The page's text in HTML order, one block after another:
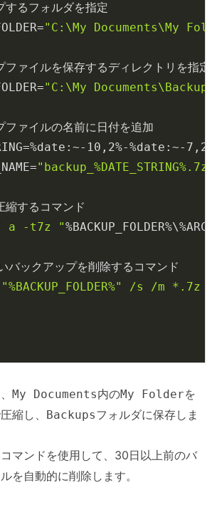
るフォルダを指定
"C:\My Documents\My
ァイルを保存するディレクトリを指定
"C:\My
ァイルの名前に日付を追加
10 , 2%-%date:~- 7 , 2
"backup_%DATE_STRING%.7z"
a -t7z "
バックアップを削除するコマンド
"%BACKUP_FOLDER%" /s /m
My Documents内のMy Folderを
縮し、 Backupsフォルダに保存しま
コマンドを使用して、30日以上前のバ
を自動的に削除します。